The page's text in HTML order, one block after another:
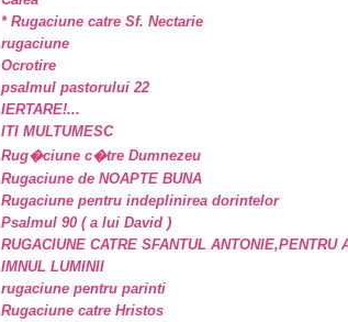
* Rugaciune catre Sf. Nectarie
rugaciune
Ocrotire
psalmul pastorului 22
IERTARE!...
ITI MULTUMESC
Rug�ciune c�tre Dumnezeu
Rugaciune de NOAPTE BUNA
Rugaciune pentru indeplinirea dorintelor
Psalmul 90 ( a lui David )
RUGACIUNE CATRE SFANTUL ANTONIE,PENTRU
IMNUL LUMINII
rugaciune pentru parinti
Rugaciune catre Hristos